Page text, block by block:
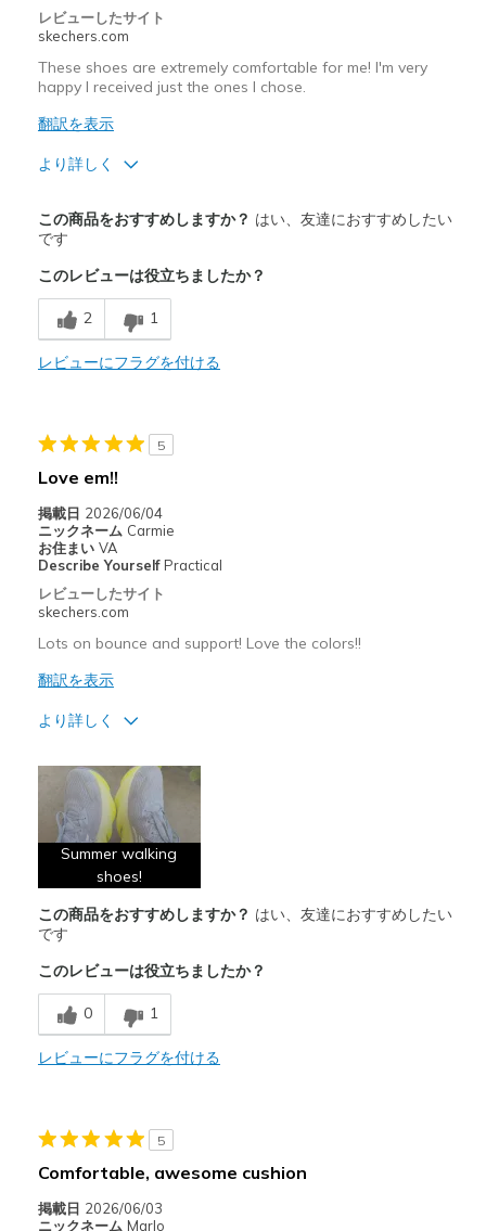
レビューしたサイト
skechers.com
These shoes are extremely comfortable for me! I'm very
happy I received just the ones I chose.
翻訳を表示
より詳しく
Attractive Design
Comfortable
Stylish
以下に最適
Travel
Width
Sizing
View On Shoes
I'm Really Into Shoes
この商品をおすすめしますか？ はい、友達におすすめしたい
です
このレビューは役立ちましたか？
2 1
レビューにフラグを付ける
5
Love em!!
掲載日 2026/06/04
ニックネーム Carmie
お住まい VA
Describe Yourself Practical
レビューしたサイト
skechers.com
Lots on bounce and support! Love the colors!!
翻訳を表示
より詳しく
Attractive Design
Comfortable
以下に最適
Width
Sizing
View On Shoes
I'm Into Shoes
Summer walking
shoes!
この商品をおすすめしますか？ はい、友達におすすめしたい
です
このレビューは役立ちましたか？
0 1
レビューにフラグを付ける
5
Comfortable, awesome cushion
掲載日 2026/06/03
ニックネーム Marlo